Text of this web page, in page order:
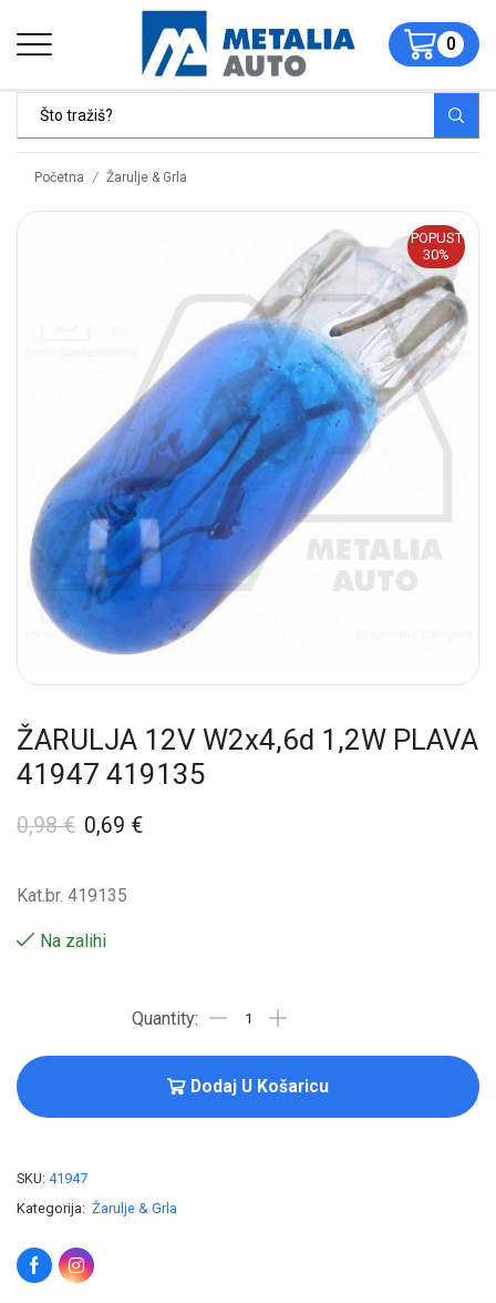
0
Početna / Žarulje & Grla
POPUST
30%
ŽARULJA 12V W2x4,6d 1,2W PLAVA
41947 419135
0,98€ 0,69 €
Kat.br. 419135
Na zalihi
Dodaj U Košaricu
SKU: 41947
Kategorija: Žarulje & Grla